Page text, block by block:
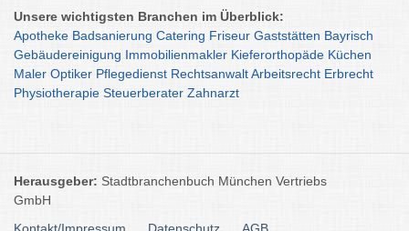
Unsere wichtigsten Branchen im Überblick:
Apotheke Badsanierung Catering Friseur Gaststätten Bayrisch
Gebäudereinigung Immobilienmakler Kieferorthopäde Küchen
Maler Optiker Pflegedienst RechtsanwaltArbeitsrecht Erbrecht
Physiotherapie Steuerberater Zahnarzt
Herausgeber: Stadtbranchenbuch München Vertriebs
GmbH